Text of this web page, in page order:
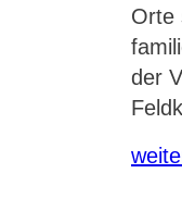
Orte
der